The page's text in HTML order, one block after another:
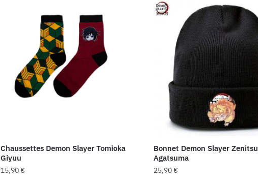
Chaussettes Demon Slayer Tomioka
Giyuu
15,90€
Bonnet Demon Slayer Zenitsu
Agatsuma
25,90€